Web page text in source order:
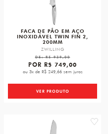
FACA DE PÃO EM AÇO
INOXIDÁVEL TWIN FIN 2,
200MM
ZWILLING
DE:R$ 929,00
POR R$ 749,00
ou 3x de R$ 249,66 sem juros
VER PRODUTO